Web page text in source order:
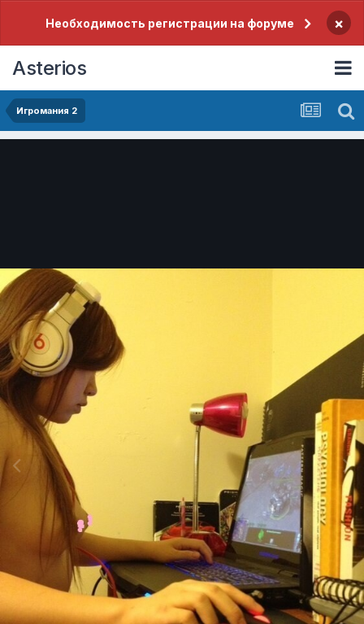
Необходимость регистрации на форуме ×
Asterios
Игромания 2